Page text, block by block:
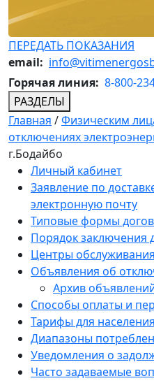
ПЕРЕДАТЬ ПОКАЗАНИЯ
email:
Горячая линия: 8-800-
РАЗДЕЛЫ
Главная /Физическим
отключениях
г.Бодайбо
Личный кабинет
Заявление по
электронную почту
Типовые формы
Порядок заключения
Центры
Объявления об
Архив
Способы оплаты и
Тарифы для населения
Диапазоны
Уведомления о
Часто задаваемые